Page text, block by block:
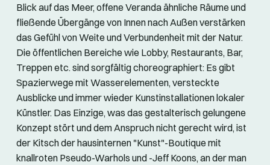
Blick auf das Meer, offene Veranda ähnliche Räume und
fließende Übergänge von Innen nach Außen verstärken
das Gefühl von Weite und Verbundenheit mit der Natur.
Die öffentlichen Bereiche wie Lobby, Restaurants, Bar,
Treppen etc. sind sorgfältig choreographiert: Es gibt
Spazierwege mit Wasserelementen, versteckte
Ausblicke und immer wieder Kunstinstallationen lokaler
Künstler. Das Einzige, was das gestalterisch gelungene
Konzept stört und dem Anspruch nicht gerecht wird, ist
der Kitsch der hausinternen "Kunst"-Boutique mit
knallroten Pseudo-Warhols und -Jeff Koons, an der man